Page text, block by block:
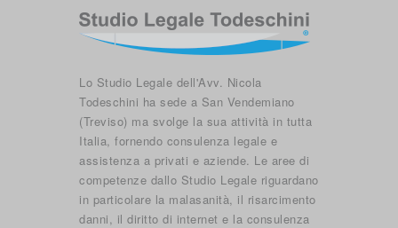
Lo Studio Legale dell'Avv. Nicola
Todeschini ha sede a San Vendemiano
(Treviso) ma svolge la sua attività in tutta
Italia, fornendo consulenza legale e
assistenza a privati e aziende. Le aree di
competenze dallo Studio Legale riguardano
in particolare la malasanità, il risarcimento
danni, il diritto di internet e la consulenza